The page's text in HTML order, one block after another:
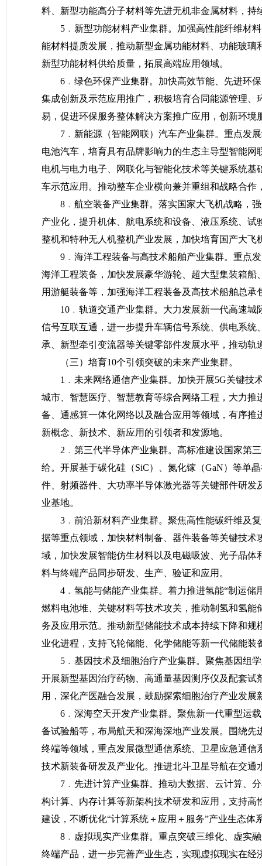
料、新型功能高分子材料等先进无机非金属材料，持
5﹒新型功能材料产业集群。加强高性能纤维材
能材料提质发展，推动新型金属功能材料、功能玻
新型功能材料供给质量，拓展高端应用领域。
6﹒绿色环保产业集群。加快高效节能、先进环
集成创新及示范应用推广，积极培育合同能源管理
易，促进环保服务整体解决方案推广应用，创新环境
7﹒新能源（智能网联）汽车产业集群。重点发
电池汽车，培育具有品牌影响力的生态主导型智能
电机与电力电子、网联化与智能化技术等关键系统
车示范应用。推动整车企业横向兼并重组和战略合作
8﹒航空装备产业集群。落实国家大飞机战略，
产业化，提升机体、航电系统和设备、液压系统、
整机和特种无人机整机产业发展，加快培育国产大飞
9﹒海洋工程装备与高技术船舶产业集群。重点
海洋工程装备，加快发展豪华游轮、超大型集装箱
用游艇装备等，加强海洋工程装备及高技术船舶总
10﹒轨道交通产业集群。大力发展新一代高速
信号互联互通，进一步提升车辆信号系统、供电系
承、新型牵引变流器等关键零部件发展水平，推动
（三）培育10个引领突破的未来产业集群。
1﹒未来网络通信产业集群。加快开展5G关键技
城市、智慧医疗、智慧教育等综合网络工程，大力推
备、通感算一体化网络以及融合应用等领域，有序
新概念、新技术、新应用的引领者和发源地。
2﹒第三代半导体产业集群。高标准建设国家第
给。开展基于碳化硅（SiC）、氮化镓（GaN）等单
件、射频器件、大功率半导体激光器等关键部件研
业基地。
3﹒前沿新材料产业集群。聚焦高性能碳纤维及
据等重点领域，加快材料制备、器件装备等关键技
域，加快发展智能仿生材料以及电磁吸波、光子晶
料与终端产品同步研发、生产、验证和应用。
4﹒氢能与储能产业集群。着力推进氢能“制运
燃料电池堆、关键材料等技术攻关，推动制氢和氢
务及应用示范。推动新型储能技术成本持续下降和
业化进程，支持飞轮储能、化学储能等新一代储能装
5﹒基因技术及细胞治疗产业集群。聚焦基因组
开展新型基因治疗药物、高通量基因测序仪及配套
用，深化产医融合发展，鼓励探索细胞治疗产业发展
6﹒深海空天开发产业集群。聚焦新一代重型运
备试验船等，布局航天和深海深地产业发展。围绕
终端等领域，重点发展微型通信系统、卫星应急通
技术新装备研发及产业化。推进北斗卫星导航在交
7﹒先进计算产业集群。推动大数据、云计算、
构计算、内存计算等新架构技术研发和应用，支持
建设，不断优化“计算系统＋应用＋服务”产业生态体
8﹒虚拟现实产业集群。重点突破三维化、虚实
终端产品，进一步完善产业生态，实现虚拟现实在